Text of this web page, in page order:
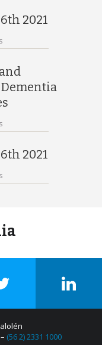
2021
2021
(56 2) 2331 1000